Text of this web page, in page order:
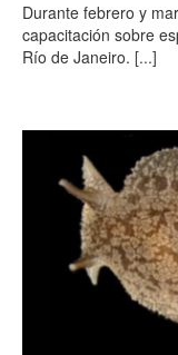
Durante febrero y
capacitación sobre
Río de Janeiro. [...]